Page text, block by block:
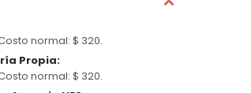
normal: $ 320.
Propia:
normal: $ 320.